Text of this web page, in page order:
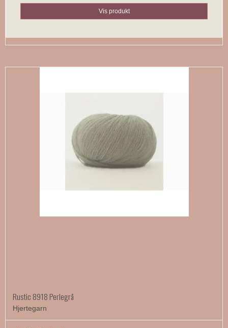
Vis produkt
Rustic 8918 Perlegrå
Hjertegarn